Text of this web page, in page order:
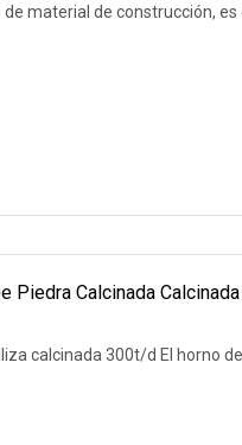
material de construcción, es
Piedra Calcinada Calcinada
calcinada 300t/d El horno